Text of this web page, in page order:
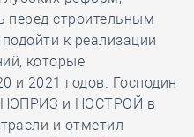
перед строительным
к реализации
которые
и 2021 годов. Господин
НОПРИЗ и НОСТРОЙ в
и отметил